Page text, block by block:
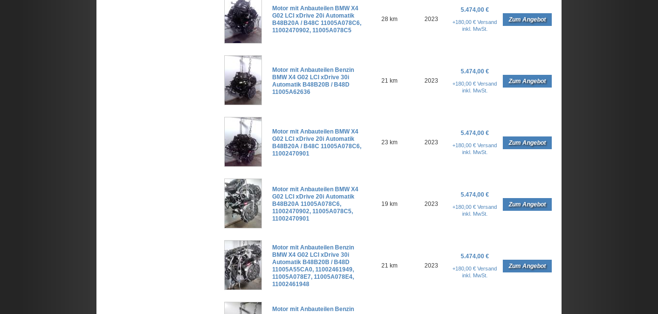
Motor mit Anbauteilen BMW X4
G02 LCI xDrive 20i Automatik
B48B20A / B48C 11005A078C6,
11002470902, 11005A078C5
28 km 2023
5.474,00 €
+180,00 € Versand
inkl. MwSt.
Zum Angebot
Motor mit Anbauteilen Benzin
BMW X4 G02 LCI xDrive 30i
Automatik B48B20B / B48D
11005A62636
21 km 2023
5.474,00 €
+180,00 € Versand
inkl. MwSt.
Zum Angebot
Motor mit Anbauteilen BMW X4
G02 LCI xDrive 20i Automatik
B48B20A / B48C 11005A078C6,
11002470901
23 km 2023
5.474,00 €
+180,00 € Versand
inkl. MwSt.
Zum Angebot
Motor mit Anbauteilen BMW X4
G02 LCI xDrive 20i Automatik
B48B20A 11005A078C6,
11002470902, 11005A078C5,
11002470901
19 km 2023
5.474,00 €
+180,00 € Versand
inkl. MwSt.
Zum Angebot
Motor mit Anbauteilen Benzin
BMW X4 G02 LCI xDrive 30i
Automatik B48B20B / B48D
11005A55CA0, 11002461949,
11005A078E7, 11005A078E4,
11002461948
21 km 2023
5.474,00 €
+180,00 € Versand
inkl. MwSt.
Zum Angebot
Motor mit Anbauteilen Benzin